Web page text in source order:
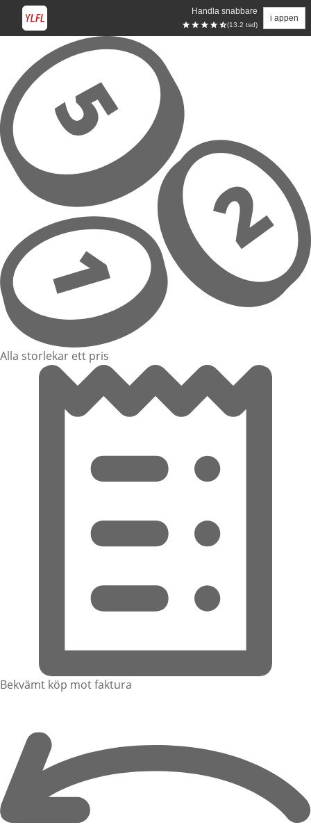
Handla snabbare
(13.2 tsd)
i appen
Hoppa till huvudinnehåll
Alla storlekar ett pris
Bekvämt köp mot faktura